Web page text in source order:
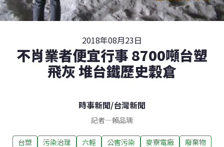
2018年08月23日
不肖業者便宜行事 8700噸台塑
飛灰 堆台鐵歷史穀倉
時事新聞/台灣新聞
記者—賴品瑀
台塑 污染治理 六輕 公害污染 麥寮電廠 廢棄物